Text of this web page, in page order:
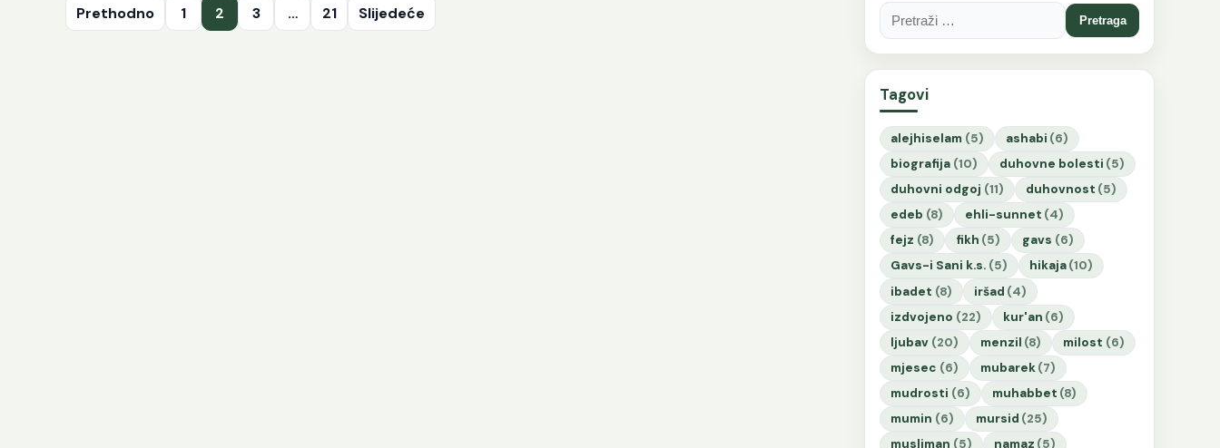
Posts
Prethodno 1 2 3 … 21 Slijedeće Pretraga:
Tagovi
alejhiselam (5) ashabi (6)
biografija (10) duhovne bolesti (5)
duhovni odgoj (11) duhovnost (5)
edeb (8) ehli-sunnet (4)
fejz (8) fikh (5) gavs (6)
Gavs-i Sani k.s. (5) hikaja (10)
ibadet (8) iršad (4)
izdvojeno (22) kur'an (6)
ljubav (20) menzil (8) milost (6)
mjesec (6) mubarek (7)
mudrosti (6) muhabbet (8)
mumin (6) mursid (25)
musliman (5) namaz (5)